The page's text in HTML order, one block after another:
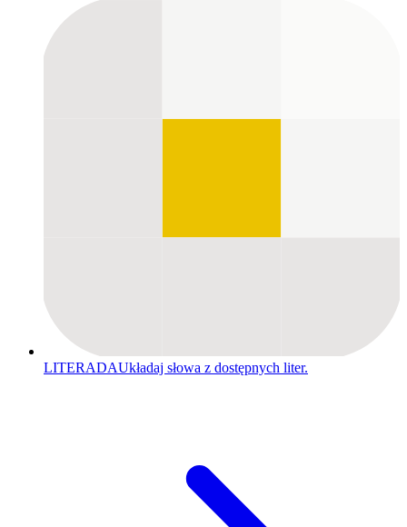
LITERADAUkładaj słowa z dostępnych liter.